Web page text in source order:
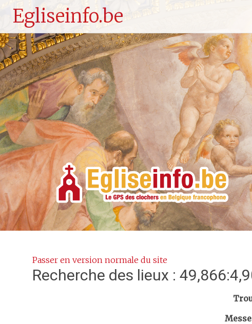
Egliseinfo.be
Passer en version normale du site
Recherche des lieux :
Trouver